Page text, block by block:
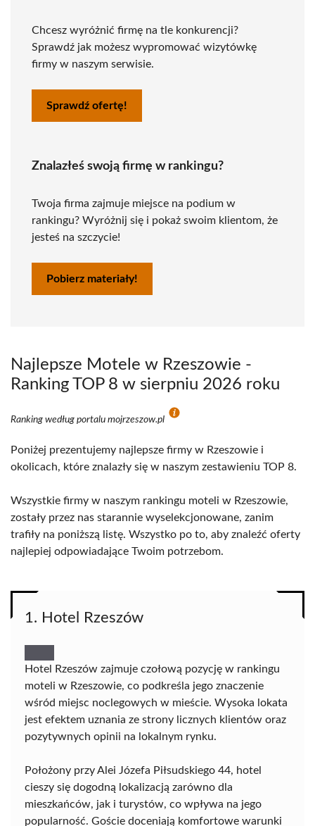
Chcesz wyróżnić firmę na tle konkurencji?
Sprawdź jak możesz wypromować wizytówkę
firmy w naszym serwisie.
Sprawdź ofertę!
Znalazłeś swoją firmę w rankingu?
Twoja firma zajmuje miejsce na podium w
rankingu? Wyróżnij się i pokaż swoim klientom, że
jesteś na szczycie!
Pobierz materiały!
Najlepsze Motele w Rzeszowie -
Ranking TOP 8 w sierpniu 2026 roku
Ranking według portalu mojrzeszow.pl
Poniżej prezentujemy najlepsze firmy w Rzeszowie i
okolicach, które znalazły się w naszym zestawieniu TOP 8.
Wszystkie firmy w naszym rankingu moteli w Rzeszowie,
zostały przez nas starannie wyselekcjonowane, zanim
trafiły na poniższą listę. Wszystko po to, aby znaleźć oferty
najlepiej odpowiadające Twoim potrzebom.
1. Hotel Rzeszów
Hotel Rzeszów zajmuje czołową pozycję w rankingu
moteli w Rzeszowie, co podkreśla jego znaczenie
wśród miejsc noclegowych w mieście. Wysoka lokata
jest efektem uznania ze strony licznych klientów oraz
pozytywnych opinii na lokalnym rynku.
Położony przy Alei Józefa Piłsudskiego 44, hotel
cieszy się dogodną lokalizacją zarówno dla
mieszkańców, jak i turystów, co wpływa na jego
popularność. Goście doceniają komfortowe warunki